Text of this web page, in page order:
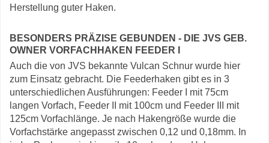
Herstellung guter Haken.
BESONDERS PRÄZISE GEBUNDEN - DIE JVS GEB.
OWNER VORFACHHAKEN FEEDER I
Auch die von JVS bekannte Vulcan Schnur wurde hier
zum Einsatz gebracht. Die Feederhaken gibt es in 3
unterschiedlichen Ausführungen: Feeder I mit 75cm
langen Vorfach, Feeder II mit 100cm und Feeder III mit
125cm Vorfachlänge. Je nach Hakengröße wurde die
Vorfachstärke angepasst zwischen 0,12 und 0,18mm. In